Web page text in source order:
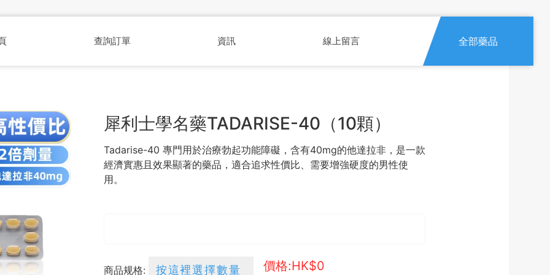
查詢訂單 資訊 線上留言 全部藥品
犀利士學名藥TADARISE-40（10顆）
Tadarise-40 專門用於治療勃起功能障礙，含有40mg的他達拉非，是一款
經濟實惠且效果顯著的藥品，適合追求性價比、需要增強硬度的男性使
用。
商品规格: 價格:HK$0